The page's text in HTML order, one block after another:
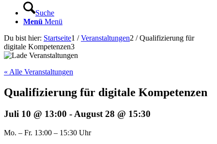
Suche
Menü Menü
Du bist hier: Startseite1 / Veranstaltungen2 / Qualifizierung für
digitale Kompetenzen3
« Alle Veranstaltungen
Qualifizierung für digitale Kompetenzen
Juli 10 @ 13:00 - August 28 @ 15:30
Mo. – Fr. 13:00 – 15:30 Uhr